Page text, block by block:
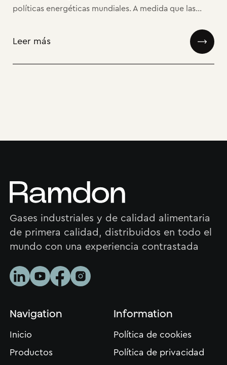
políticas energéticas mundiales. A medida que las...
Leer más
Gases industriales y de calidad alimentaria
de primera calidad, distribuidos en todo el
mundo con una experiencia contrastada
Navigation
Inicio
Productos
Information
Política de cookies
Política de privacidad